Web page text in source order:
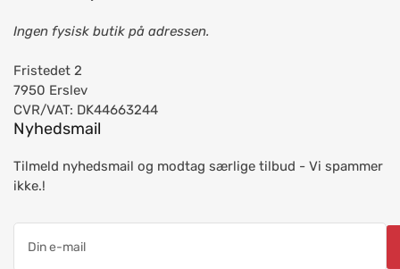
Ingen fysisk butik på adressen.
Fristedet 2
7950 Erslev
CVR/VAT: DK44663244
Nyhedsmail
Tilmeld nyhedsmail og modtag særlige tilbud - Vi spammer
ikke.!
Din